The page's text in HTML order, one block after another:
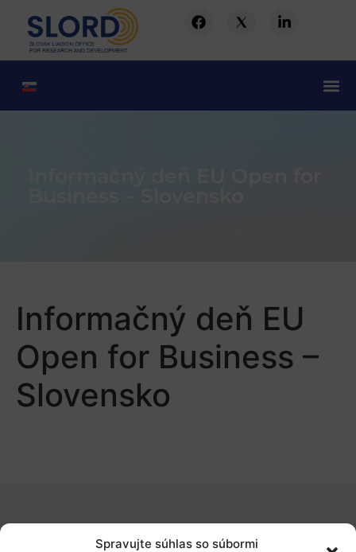
Spravujte súhlas so súbormi
Informačný deň EU
Open for Business –
Slovensko